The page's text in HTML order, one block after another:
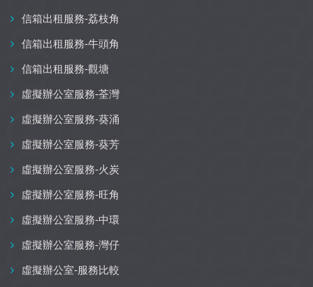
信箱出租服務-荔枝角
信箱出租服務-牛頭角
信箱出租服務-觀塘
虛擬辦公室服務-荃灣
虛擬辦公室服務-葵涌
虛擬辦公室服務-葵芳
虛擬辦公室服務-火炭
虛擬辦公室服務-旺角
虛擬辦公室服務-中環
虛擬辦公室服務-灣仔
虛擬辦公室-服務比較